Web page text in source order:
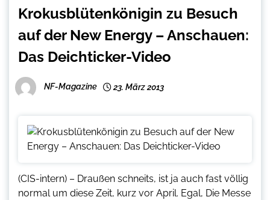
Krokusblütenkönigin zu Besuch
auf der New Energy – Anschauen:
Das Deichticker-Video
NF-Magazine 23. März 2013
(CIS-intern) – Draußen schneits, ist ja auch fast völlig
normal um diese Zeit, kurz vor April. Egal, Die Messe